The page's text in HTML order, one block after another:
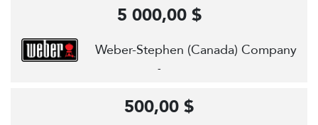
Weber-Stephen (Canada) Company
-
5 000,00 $
500,00 $